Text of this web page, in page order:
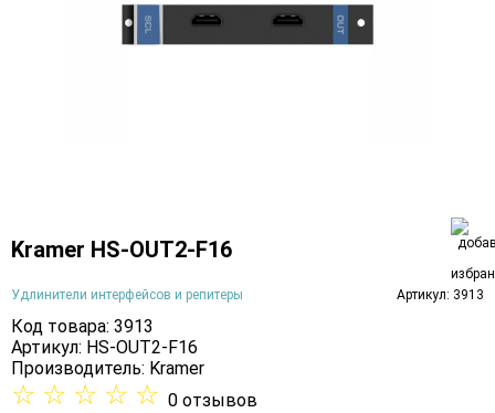
Kramer HS-OUT2-F16
Удлинители интерфейсов и репитеры Артикул: 3913
Код товара: 3913
Артикул: HS-OUT2-F16
Производитель: Kramer
☆ ☆ ☆ ☆ ☆ 0 отзывов